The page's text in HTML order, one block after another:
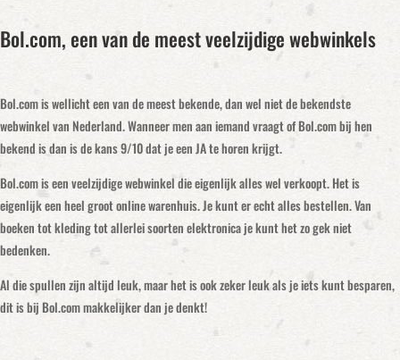
Bol.com, een van de meest veelzijdige webwinkels
Bol.com is wellicht een van de meest bekende, dan wel niet de bekendste
webwinkel van Nederland. Wanneer men aan iemand vraagt of Bol.com bij hen
bekend is dan is de kans 9/10 dat je een JA te horen krijgt.
Bol.com is een veelzijdige webwinkel die eigenlijk alles wel verkoopt. Het is
eigenlijk een heel groot online warenhuis. Je kunt er echt alles bestellen. Van
boeken tot kleding tot allerlei soorten elektronica je kunt het zo gek niet
bedenken.
Al die spullen zijn altijd leuk, maar het is ook zeker leuk als je iets kunt besparen,
dit is bij Bol.com makkelijker dan je denkt!